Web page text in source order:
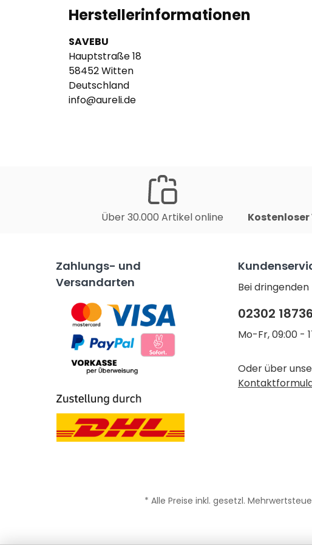
Herstellerinformationen
SAVEBU
Hauptstraße 18
58452 Witten
Deutschland
info@aureli.de
Über 30.000 Artikel online
Zahlungs- und
Versandarten
Bei
02302
Mo-Fr, 09:00 -
Oder über
* Alle Preise inkl. gesetzl.